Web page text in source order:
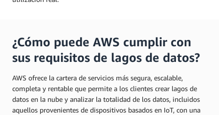
¿Cómo puede AWS cumplir con
sus requisitos de lagos de datos?
AWS ofrece la cartera de servicios más segura, escalable,
completa y rentable que permite a los clientes crear lagos de
datos en la nube y analizar la totalidad de los datos, incluidos
aquellos provenientes de dispositivos basados en IoT, con una